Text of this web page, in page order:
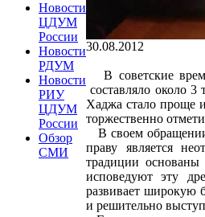
Новости
ЦДУМ
России
Новости
РДУМ
Новости
РИУ
ЦДУМ
России
Обзор
СМИ
30.08.2012
В советские
составляло около
Хаджа стало проще
торжественно
В своем
праву является
традиции
исповедуют эту
развивает широкую
и решительно